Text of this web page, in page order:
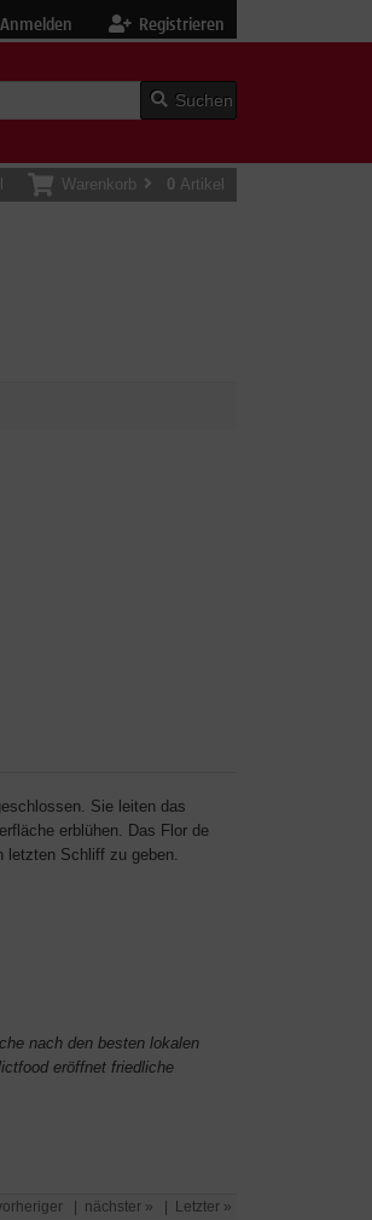
Registrieren
Anmelden
Suchen
Warenkorb 0 Artikel
Sie leiten das
erblühen. Das Flor de
letzten Schliff zu geben.
nach den besten lokalen
eröffnet friedliche
nächster » Letzter »